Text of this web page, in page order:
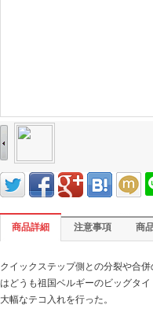
商品詳細 注意事項 商
クイックステップ側との分裂や合
はどうも祖国ベルギーのビッグタ
大幅なテコ入れを行った。